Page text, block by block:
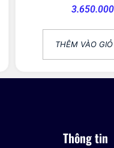
THÊM VÀO
Thông tin